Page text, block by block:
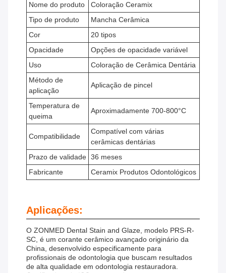
Nome do produto
Coloração Ceramix
Tipo de produto
Mancha Cerâmica
Cor
20 tipos
Opacidade
Opções de opacidade variável
Uso
Coloração de Cerâmica Dentária
Método de
aplicação
Aplicação de pincel
Temperatura de
queima
Aproximadamente 700-800°C
Compatibilidade
Compatível com várias
cerâmicas dentárias
Prazo de validade 36 meses
Fabricante
Ceramix Produtos Odontológicos
Aplicações:
O ZONMED Dental Stain and Glaze, modelo PRS-R-
SC, é um corante cerâmico avançado originário da
China, desenvolvido especificamente para
profissionais de odontologia que buscam resultados
de alta qualidade em odontologia restauradora.